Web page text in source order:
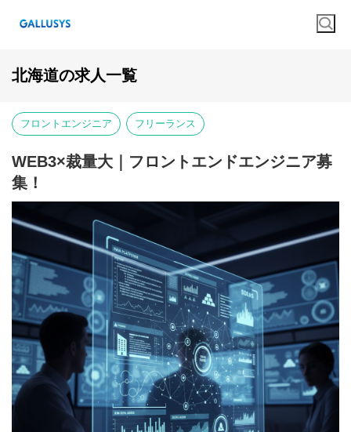
北海道の求人一覧
フロントエンジニア フリーランス
WEB3×裁量大｜フロントエンドエンジニア募
集！